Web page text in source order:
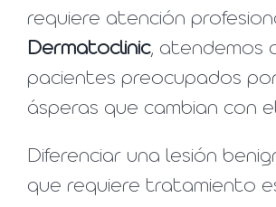
requiere atención
Dermatoclinic, atendemos
pacientes preocupados
ásperas que cambian con
Diferenciar una lesión
que requiere tratamiento